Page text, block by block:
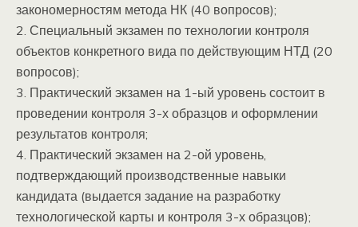
закономерностям метода НК (40 вопросов);
2. Специальный экзамен по технологии контроля
объектов конкретного вида по действующим НТД (20
вопросов);
3. Практический экзамен на 1-ый уровень состоит в
проведении контроля 3-х образцов и оформлении
результатов контроля;
4. Практический экзамен на 2-ой уровень,
подтверждающий производственные навыки
кандидата (выдается задание на разработку
технологической карты и контроля 3-х образцов);